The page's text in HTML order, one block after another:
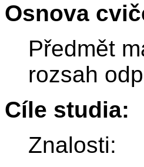
Osnova
Předmět
rozsah
Cíle studia:
Znalosti: